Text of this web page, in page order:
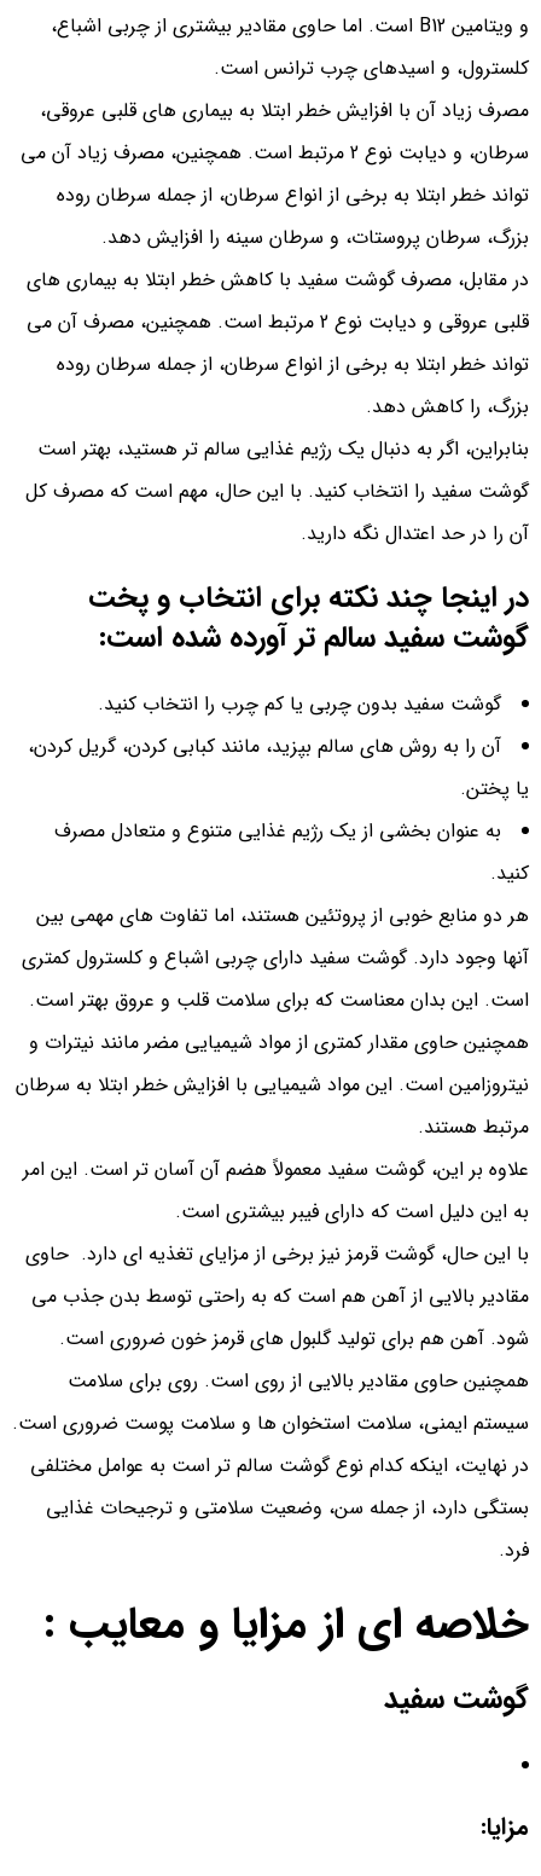
و ویتامین B12 است. اما حاوی مقادیر بیشتری از چربی اشباع،
کلسترول، و اسیدهای چرب ترانس است.
مصرف زیاد آن با افزایش خطر ابتلا به بیماری های قلبی عروقی،
سرطان، و دیابت نوع 2 مرتبط است. همچنین، مصرف زیاد آن می
تواند خطر ابتلا به برخی از انواع سرطان، از جمله سرطان روده
بزرگ، سرطان پروستات، و سرطان سینه را افزایش دهد.
در مقابل، مصرف گوشت سفید با کاهش خطر ابتلا به بیماری های
قلبی عروقی و دیابت نوع 2 مرتبط است. همچنین، مصرف آن می
تواند خطر ابتلا به برخی از انواع سرطان، از جمله سرطان روده
بزرگ، را کاهش دهد.
بنابراین، اگر به دنبال یک رژیم غذایی سالم تر هستید، بهتر است
گوشت سفید را انتخاب کنید. با این حال، مهم است که مصرف کل
آن را در حد اعتدال نگه دارید.
در اینجا چند نکته برای انتخاب و پخت
گوشت سفید سالم تر آورده شده است:
گوشت سفید بدون چربی یا کم چرب را انتخاب کنید.
آن را به روش های سالم بپزید، مانند کبابی کردن، گریل کردن،
یا پختن.
به عنوان بخشی از یک رژیم غذایی متنوع و متعادل مصرف
کنید.
هر دو منابع خوبی از پروتئین هستند، اما تفاوت های مهمی بین
آنها وجود دارد. گوشت سفید دارای چربی اشباع و کلسترول کمتری
است. این بدان معناست که برای سلامت قلب و عروق بهتر است.
همچنین حاوی مقدار کمتری از مواد شیمیایی مضر مانند نیترات و
نیتروزامین است. این مواد شیمیایی با افزایش خطر ابتلا به سرطان
مرتبط هستند.
علاوه بر این، گوشت سفید معمولاً هضم آن آسان تر است. این امر
به این دلیل است که دارای فیبر بیشتری است.
با این حال، گوشت قرمز نیز برخی از مزایای تغذیه ای دارد. حاوی
مقادیر بالایی از آهن هم است که به راحتی توسط بدن جذب می
شود. آهن هم برای تولید گلبول های قرمز خون ضروری است.
همچنین حاوی مقادیر بالایی از روی است. روی برای سلامت
سیستم ایمنی، سلامت استخوان ها و سلامت پوست ضروری است.
در نهایت، اینکه کدام نوع گوشت سالم تر است به عوامل مختلفی
بستگی دارد، از جمله سن، وضعیت سلامتی و ترجیحات غذایی
فرد.
خلاصه ای از مزایا و معایب :
گوشت سفید
مزایا: